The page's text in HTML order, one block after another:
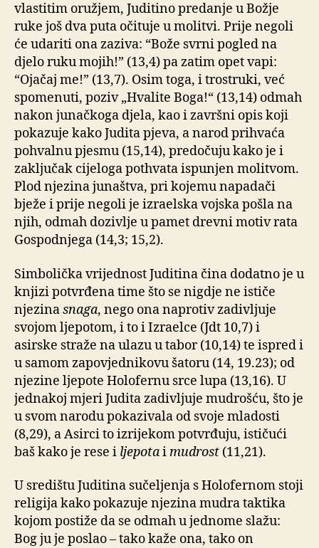
vlastitim oružjem, Juditino predanje u Božje
ruke još dva puta očituje u molitvi. Prije negoli
će udariti ona zaziva: “Bože svrni pogled na
djelo ruku mojih!” (13,4) pa zatim opet vapi:
“Ojačaj me!” (13,7). Osim toga, i trostruki, već
spomenuti, poziv „Hvalite Boga!“ (13,14) odmah
nakon junačkoga djela, kao i završni opis koji
pokazuje kako Judita pjeva, a narod prihvaća
pohvalnu pjesmu (15,14), predočuju kako je i
zaključak cijeloga pothvata ispunjen molitvom.
Plod njezina junaštva, pri kojemu napadači
bježe i prije negoli je izraelska vojska pošla na
njih, odmah dozivlje u pamet drevni motiv rata
Gospodnjega (14,3; 15,2).
Simbolička vrijednost Juditina čina dodatno je u
knjizi potvrđena time što se nigdje ne ističe
njezinasnaga, nego ona naprotiv zadivljuje
svojom ljepotom, i to i Izraelce (Jdt 10,7) i
asirske straže na ulazu u tabor (10,14) te ispred i
u samom zapovjednikovu šatoru (14, 19.23); od
njezine ljepote Holofernu srce lupa (13,16). U
jednakoj mjeri Judita zadivljuje mudrošću, što je
u svom narodu pokazivala od svoje mladosti
(8,29), a Asirci to izrijekom potvrđuju, ističući
baš kako je rese i ljepotaimudrost (11,21).
U središtu Juditina sučeljenja s Holofernom stoji
religija kako pokazuje njezina mudra taktika
kojom postiže da se odmah u jednome slažu:
Bog ju je poslao – tako kaže ona, tako on